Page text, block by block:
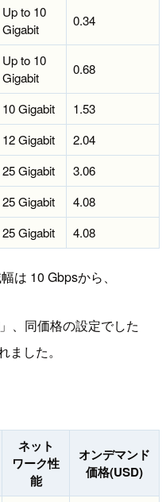
Up to 10
Gigabit
0.34
Up to 10
Gigabit
0.68
10 Gigabit
1.53
12 Gigabit
2.04
25 Gigabit
3.06
25 Gigabit
4.08
25 Gigabit 4.08
は 10 Gbpsから、
、同価格の設定でした
した。
ネット
ワーク性
能
オンデマンド
価格(USD)